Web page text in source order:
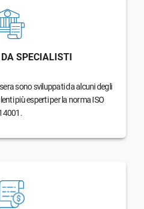
SPECIALISTI
sono sviluppati da alcuni degli
più esperti per la norma ISO